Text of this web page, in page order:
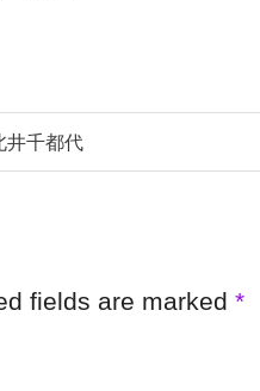
井千都代
fields are marked *